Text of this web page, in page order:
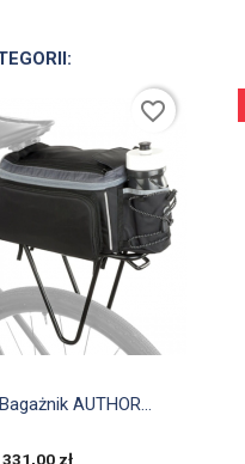
podgląd
AUTHOR...
331,00 zł
favorite_border